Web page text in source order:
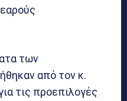
των
από τον κ.
τις προεπιλογές